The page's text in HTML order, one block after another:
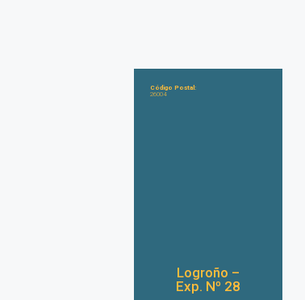
Código Postal:
26004
Logroño –
Exp. Nº 28